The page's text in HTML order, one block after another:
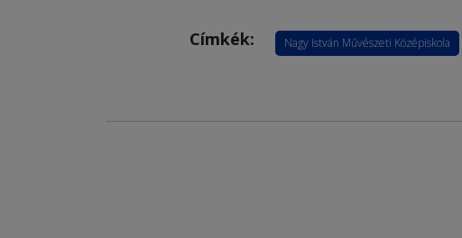
Címkék: Nagy István Művészeti Középiskola